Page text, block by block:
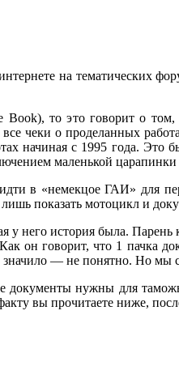
на тематических
Book), то это говорит о
чеки о проделанных
начиная с 1995 года. Это
маленькой царапинки
в «немекцое ГАИ» для
показать мотоцикл и
него история была.
он говорит, что 1 пачка
— не понятно. Но мы с
документы нужны для
вы прочитаете ниже,